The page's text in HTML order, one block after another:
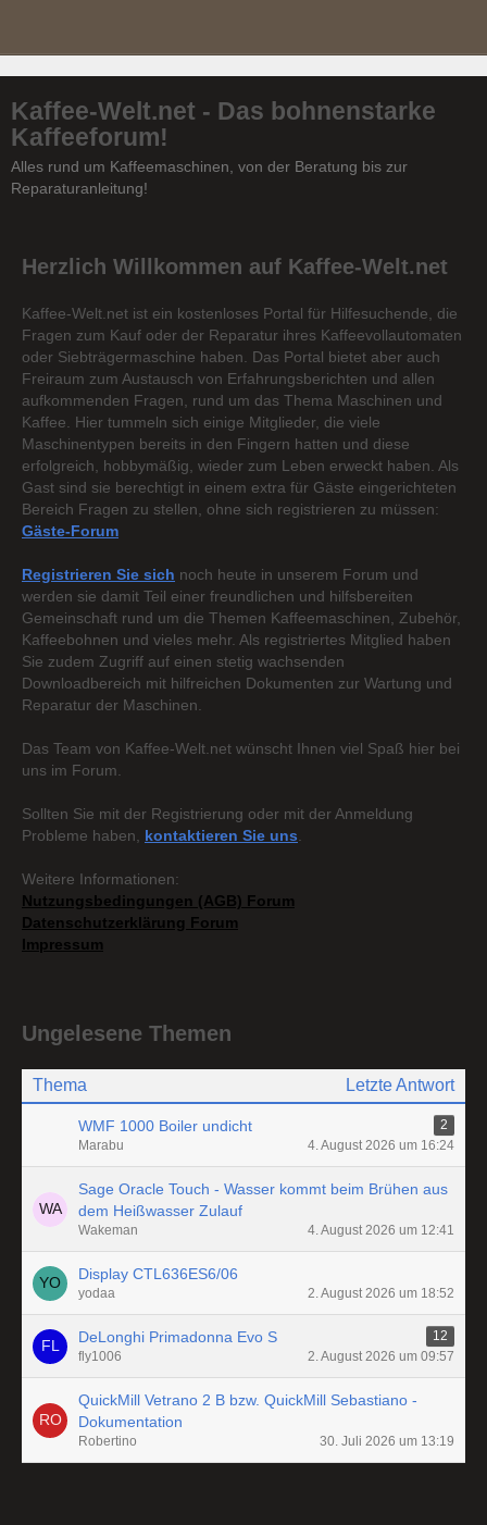
Kaffee-Welt.net - Das bohnenstarke
Kaffeeforum!
Alles rund um Kaffeemaschinen, von der Beratung bis zur
Reparaturanleitung!
Herzlich Willkommen auf Kaffee-Welt.net
Kaffee-Welt.net ist ein kostenloses Portal für Hilfesuchende, die
Fragen zum Kauf oder der Reparatur ihres Kaffeevollautomaten
oder Siebträgermaschine haben. Das Portal bietet aber auch
Freiraum zum Austausch von Erfahrungsberichten und allen
aufkommenden Fragen, rund um das Thema Maschinen und
Kaffee. Hier tummeln sich einige Mitglieder, die viele
Maschinentypen bereits in den Fingern hatten und diese
erfolgreich, hobbymäßig, wieder zum Leben erweckt haben. Als
Gast sind sie berechtigt in einem extra für Gäste eingerichteten
Bereich Fragen zu stellen, ohne sich registrieren zu müssen:
Gäste-Forum
Registrieren Sie sich noch heute in unserem Forum und
werden sie damit Teil einer freundlichen und hilfsbereiten
Gemeinschaft rund um die Themen Kaffeemaschinen, Zubehör,
Kaffeebohnen und vieles mehr. Als registriertes Mitglied haben
Sie zudem Zugriff auf einen stetig wachsenden
Downloadbereich mit hilfreichen Dokumenten zur Wartung und
Reparatur der Maschinen.
Das Team von Kaffee-Welt.net wünscht Ihnen viel Spaß hier bei
uns im Forum.
Sollten Sie mit der Registrierung oder mit der Anmeldung
Probleme haben, kontaktieren Sie uns
Weitere Informationen:
Nutzungsbedingungen (AGB) Forum
Datenschutzerklärung Forum
Impressum
Ungelesene Themen
Thema Letzte Antwort
WMF 1000 Boiler undicht
2
Marabu
4. August 2026 um 16:24
Sage Oracle Touch - Wasser kommt beim Brühen aus
dem Heißwasser Zulauf
Wakeman 4. August 2026 um 12:41
Display CTL636ES6/06
yodaa 2. August 2026 um 18:52
DeLonghi Primadonna Evo S
12
fly1006
2. August 2026 um 09:57
QuickMill Vetrano 2 B bzw. QuickMill Sebastiano -
Dokumentation
Robertino 30. Juli 2026 um 13:19